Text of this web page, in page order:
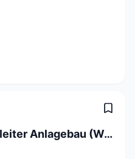
Vertriebsprojektleiter Anlagebau (Wasser) 100% (m/w/d)